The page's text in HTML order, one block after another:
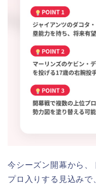
今シーズン開幕から
プロ入りする見込み